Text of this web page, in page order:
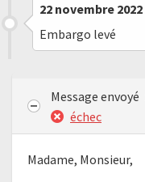
22 novembre 2022
Embargo levé
Message envoyé
échec
Madame, Monsieur,